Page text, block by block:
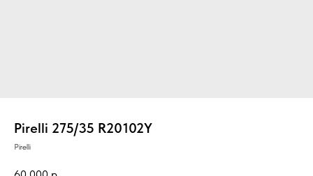
Pirelli 275/35 R20102Y
Pirelli